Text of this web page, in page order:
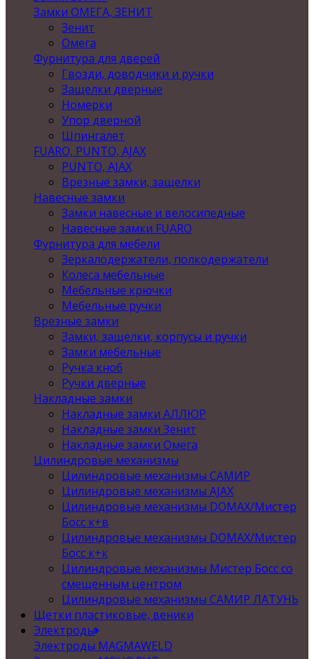
Замки ОМЕГА, ЗЕНИТ
Зенит
Омега
Фурнитура для дверей
Гвозди, доводчики и ручки
Защелки дверные
Номерки
Упор дверной
Шпингалет
FUARO, PUNTO, AJAX
PUNTO, AJAX
Врезные замки, защелки
Навесные замки
Замки навесные и велосипедные
Навесные замки FUARO
Фурнитура для мебели
Зеркалодержатели, полкодержатели
Колеса мебельные
Мебельные крючки
Мебельные ручки
Врезные замки
Замки, защелки, корпусы и ручки
Замки мебельные
Ручка кноб
Ручки дверные
Накладные замки
Накладные замки АЛЛЮР
Накладные замки Зенит
Накладные замки Омега
Цилиндровые механизмы
Цилиндровые механизмы САМИР
Цилиндровые механизмы AJAX
Цилиндровые механизмы DOMAX/Мистер
Босс к+в
Цилиндровые механизмы DOMAX/Мистер
Босс к+к
Цилиндровые механизмы Мистер Босс со
смещенным центром
Цилиндровые механизмы САМИР ЛАТУНЬ
Щетки пластиковые, веники
Электроды
Электроды MAGMAWELD